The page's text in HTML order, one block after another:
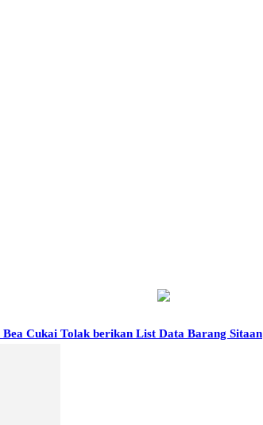
Cukai Tolak berikan List Data Barang Sitaan